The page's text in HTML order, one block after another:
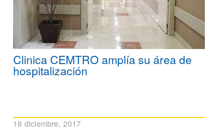
Clinica CEMTRO amplía su área de
hospitalización
18 diciembre, 2017